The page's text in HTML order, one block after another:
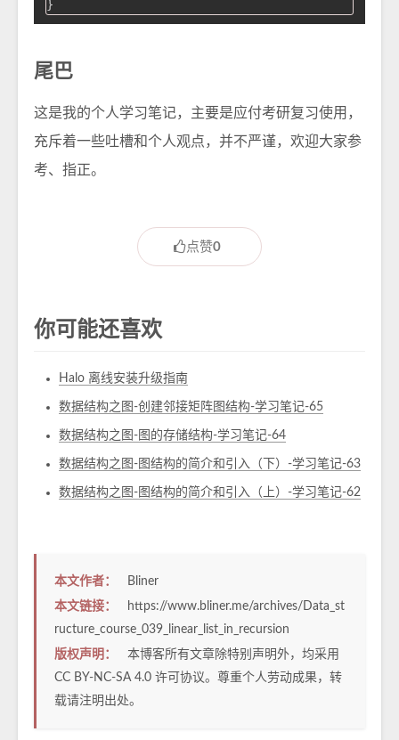
尾巴
这是我的个人学习笔记，主要是应付考研复习使用，
充斥着一些吐槽和个人观点，并不严谨，欢迎大家参
考、指正。
点赞0
你可能还喜欢
Halo 离线安装升级指南
数据结构之图-创建邻接矩阵图结构-学习笔记-65
数据结构之图-图的存储结构-学习笔记-64
数据结构之图-图结构的简介和引入（下）-学习笔记-63
数据结构之图-图结构的简介和引入（上）-学习笔记-62
本文作者：
Bliner
本文链接：
https://www.bliner.me/archives/Data_st
ructure_course_039_linear_list_in_recursion
版权声明：
本博客所有文章除特别声明外，均采用
CC BY-NC-SA 4.0 许可协议。尊重个人劳动成果，转
载请注明出处。